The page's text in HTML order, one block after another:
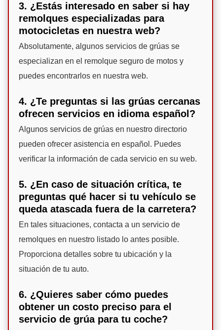
3. ¿Estás interesado en saber si hay
remolques especializadas para
motocicletas en nuestra web?
Absolutamente, algunos servicios de grúas se
especializan en el remolque seguro de motos y
puedes encontrarlos en nuestra web.
4. ¿Te preguntas si las grúas cercanas
ofrecen servicios en idioma español?
Algunos servicios de grúas en nuestro directorio
pueden ofrecer asistencia en español. Puedes
verificar la información de cada servicio en su web.
5. ¿En caso de situación crítica, te
preguntas qué hacer si tu vehículo se
queda atascada fuera de la carretera?
En tales situaciones, contacta a un servicio de
remolques en nuestro listado lo antes posible.
Proporciona detalles sobre tu ubicación y la
situación de tu auto.
6. ¿Quieres saber cómo puedes
obtener un costo preciso para el
servicio de grúa para tu coche?